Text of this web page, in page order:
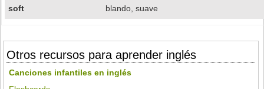
soft blando, suave
Otros recursos para aprender inglés
Canciones infantiles en inglés